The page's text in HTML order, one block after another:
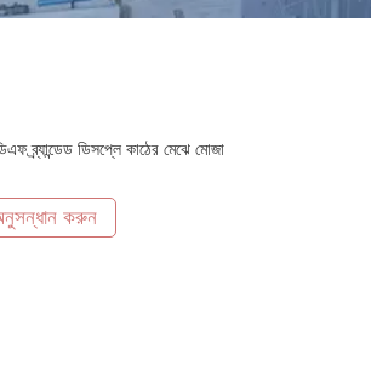
ব্র্যান্ডেড ডিসপ্লে কাঠের মেঝে মোজা
করুন